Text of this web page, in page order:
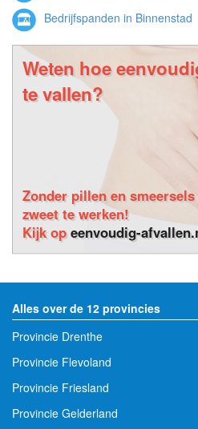
Bedrijfspanden in Binnenstad
Weten hoe
te vallen?
Zonder pillen en
zweet te werken!
Kijk opeenvoudig-
Alles over de 12 provincies
Provincie Drenthe
Provincie Flevoland
Provincie Friesland
Provincie Gelderland